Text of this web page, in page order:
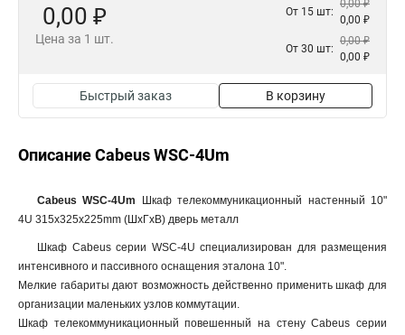
0,00 ₽
Цена за 1 шт.
От 15 шт:
0,00 ₽
0,00 ₽
От 30 шт:
0,00 ₽
0,00 ₽
Быстрый заказ В корзину
Описание Cabeus WSC-4Um
Cabeus WSC-4Um
Шкаф телекоммуникационный настенный 10"
4U 315x325x225mm (ШхГхВ) дверь металл
Шкаф Cabeus серии WSC-4U специализирован для размещения
интенсивного и пассивного оснащения эталона 10".
Мелкие габариты дают возможность действенно применить шкаф для
организации маленьких узлов коммутации.
Шкаф телекоммуникационный повешенный на стену Cabeus серии